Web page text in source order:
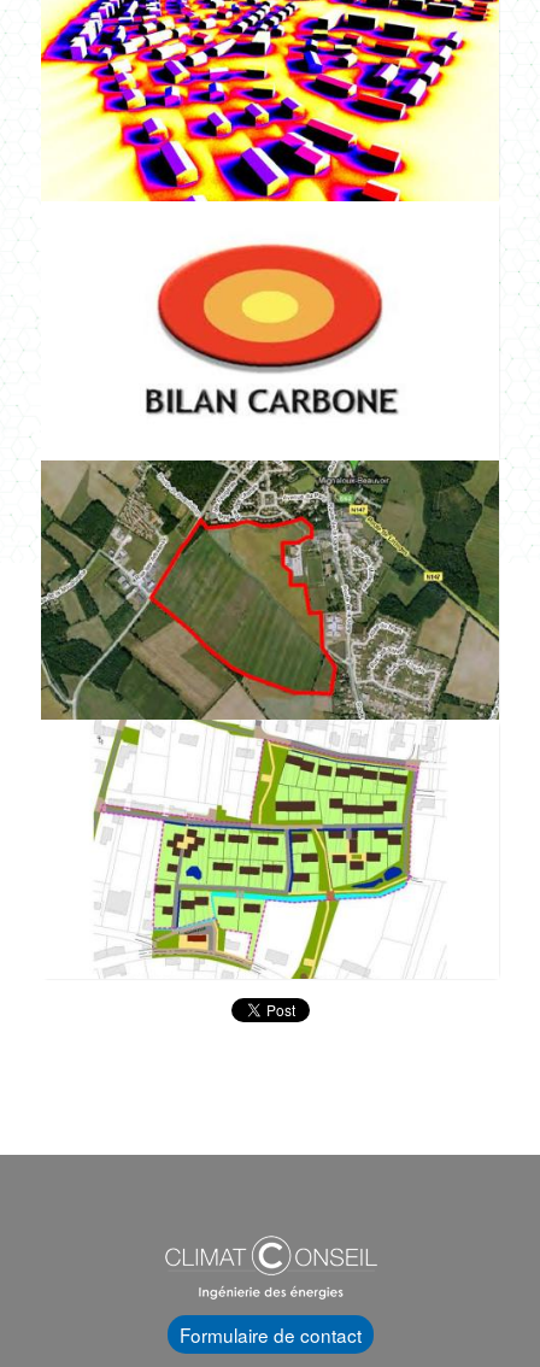
CULTURE SPORT
ENFANCE
LOGEMENTS
ENR
NEUF
PROJETS CERTIFIÉS
RÉNOVATION
SANTÉ
TERTIAIRE
Formulaire de contact